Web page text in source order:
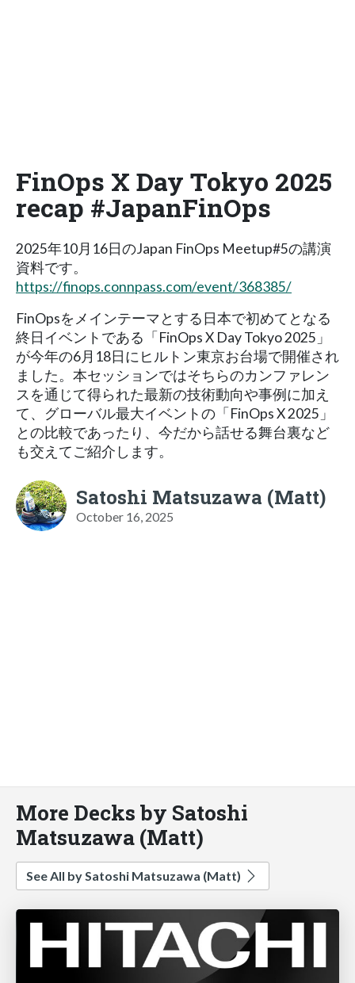
FinOps X Day Tokyo 2025
recap #JapanFinOps
2025年10月16日のJapan FinOps Meetup#5の講演
資料です。
https://finops.connpass.com/event/368385/
FinOpsをメインテーマとする日本で初めてとなる
終日イベントである「FinOps X Day Tokyo 2025」
が今年の6月18日にヒルトン東京お台場で開催され
ました。本セッションではそちらのカンファレン
スを通じて得られた最新の技術動向や事例に加え
て、グローバル最大イベントの「FinOps X 2025」
との比較であったり、今だから話せる舞台裏など
も交えてご紹介します。
Satoshi Matsuzawa (Matt)
October 16, 2025
More Decks by Satoshi
Matsuzawa (Matt)
See All by Satoshi Matsuzawa (Matt)